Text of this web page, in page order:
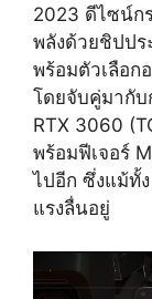
2023 ดีไซน์ก
พลังด้วยชิปปร
พร้อมตัวเลือก
โดยจับคู่มากับ
RTX 3060
พร้อมฟีเจอร์
ไปอีก ซึ่งแม้ทั้
แรงลื่นอยู่